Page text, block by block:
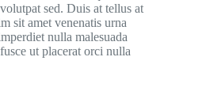
sed. Duis at tellus at
sit amet venenatis urna
nulla malesuada
ut placerat orci nulla